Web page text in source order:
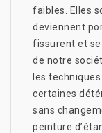
faibles. Elles
deviennent
fissurent et
de notre
les
certaines
sans
peinture